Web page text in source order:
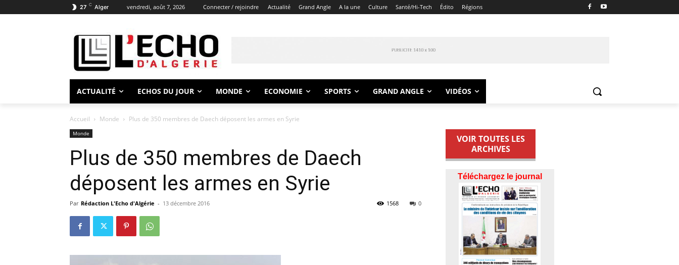
27 C Alger vendredi, août 7, 2026 Connecter / rejoindre Actualité Grand Angle A la une Culture Santé/Hi-Tech Édito Régions
ACTUALITÉ ECHOS DU JOUR MONDE ECONOMIE SPORTS GRAND ANGLE VIDÉOS
Accueil Monde Plus de 350 membres de Daech déposent les armes en Syrie
Monde
Plus de 350 membres de Daech
déposent les armes en Syrie
Par Rédaction L'Echo d'Algérie - 13 décembre 2016 0
1568
VOIR TOUTES LES
ARCHIVES